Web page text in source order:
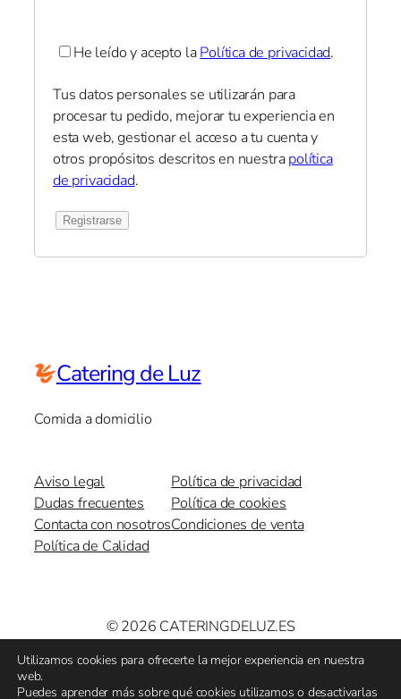
He leído y acepto laPolítica de privacidad.
Tus datos personales se utilizarán para
procesar tu pedido, mejorar tu experiencia en
esta web, gestionar el acceso a tu cuenta y
otros propósitos descritos en nuestrapolítica
de privacidad.
Registrarse
Catering de Luz
Comida a domicilio
Aviso legal
Dudas frecuentes
Contacta con nosotros
Política de Calidad
Política de privacidad
Política de cookies
Condiciones de venta
© 2026 CATERINGDELUZ.ES
Utilizamos cookies para ofrecerte la mejor experiencia en nuestra
web.
Puedes aprender más sobre qué cookies utilizamos o desactivarlas